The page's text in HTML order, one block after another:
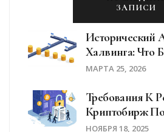
ЗАПИСИ
Исторический
Халвинга: Что
МАРТА 25, 2026
Требования К
Криптобирж
Платежных
НОЯБРЯ 18, 2025